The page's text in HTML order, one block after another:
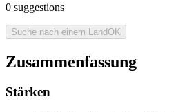
0 suggestions
Suche nach einem LandOK
Zusammenfassung
Stärken